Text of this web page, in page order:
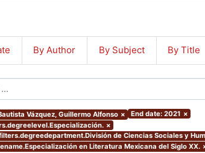
By Author By Subject By Title
Vázquez, Guillermo Alfonso × End date: 2021 ×
×
de Ciencias Sociales y
en Literatura Mexicana del Siglo XX.